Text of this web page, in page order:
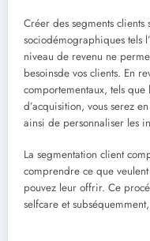
Créer des segments
sociodémographiques tels
niveau de revenu ne
besoinsde vos clients. En
comportementaux, tels
d’acquisition, vous serez
ainsi de personnaliser les
La segmentation client
comprendre ce que
pouvez leur offrir. Ce
selfcare et